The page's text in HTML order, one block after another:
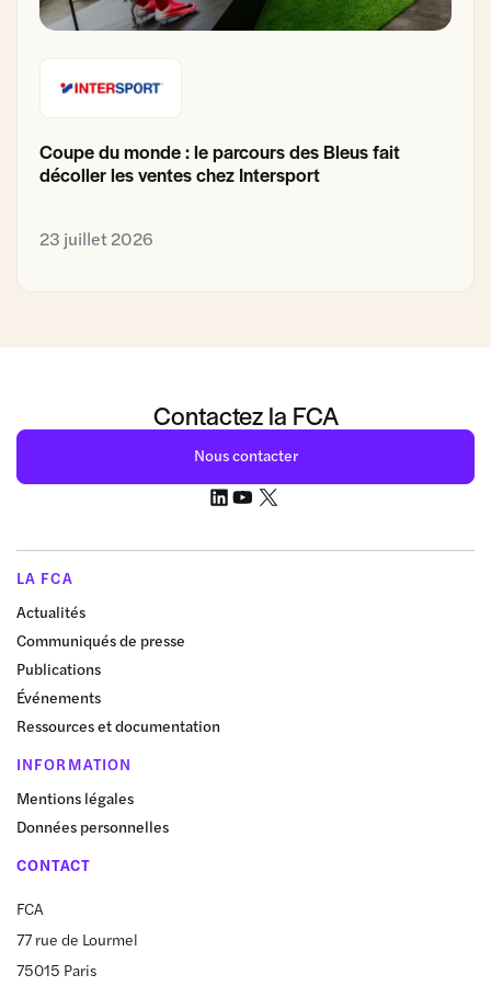
Coupe du monde : le parcours des Bleus fait
décoller les ventes chez Intersport
23 juillet 2026
Contactez la FCA
Nous contacter
LA FCA
Actualités
Communiqués de presse
Publications
Événements
Ressources et documentation
INFORMATION
Mentions légales
Données personnelles
CONTACT
FCA
77 rue de Lourmel
75015 Paris